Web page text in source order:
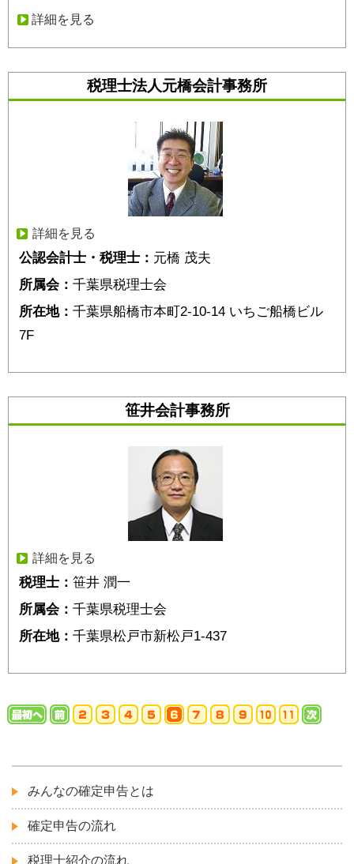
詳細を見る
税理士法人元橋会計事務所
詳細を見る
公認会計士・税理士： 元橋 茂夫
所属会： 千葉県税理士会
所在地： 千葉県船橋市本町2-10-14 いちご船橋ビル
7F
笹井会計事務所
詳細を見る
税理士： 笹井 潤一
所属会： 千葉県税理士会
所在地： 千葉県松戸市新松戸1-437
みんなの確定申告とは
確定申告の流れ
税理士紹介の流れ